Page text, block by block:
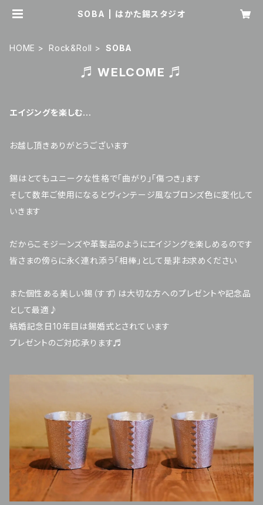
SOBA | はかた錫スタジオ
HOME Rock&Roll SOBA
♬ WELCOME ♬
エイジングを楽しむ…
お越し頂きありがとうございます
錫はとてもユニークな性格で「曲がり」「傷つき」ます
そして数年ご使用になるとヴィンテージ風なブロンズ色に変化して
いきます
だからこそジーンズや革製品のようにエイジングを楽しめるのです
皆さまの傍らに永く連れ添う「相棒」として是非お求めください
また個性ある美しい錫（すず）は大切な方へのプレゼントや記念品
として最適♪
結婚記念日10年目は錫婚式とされています
プレゼントのご対応承ります♬